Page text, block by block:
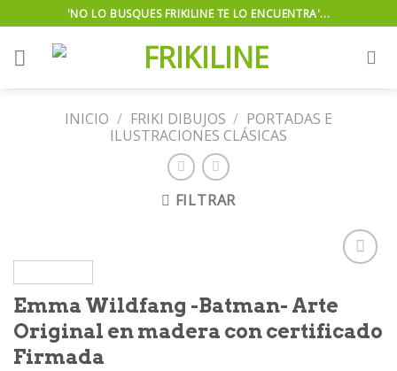
to
content
'NO LO BUSQUES FRIKILINE TE LO ENCUENTRA'...
INICIO / FRIKI DIBUJOS / PORTADAS E
ILUSTRACIONES CLÁSICAS
FILTRAR
Añadir
a la
lista de
Emma Wildfang -Batman- Arte
Original en madera con certificado
Firmada